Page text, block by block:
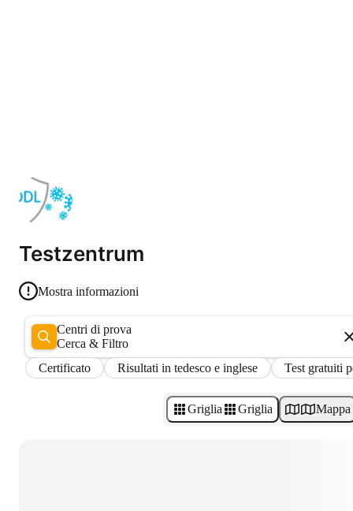
Testzentrum
Mostra informazioni
Centri di prova
Cerca & Filtro
Certificato
Risultati in tedesco e inglese Test gratuiti
Griglia Griglia Mappa